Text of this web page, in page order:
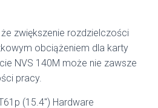
zwiększenie rozdzielczości
obciążeniem dla karty
NVS 140M może nie zawsze
pracy.
(15.4″) Hardware